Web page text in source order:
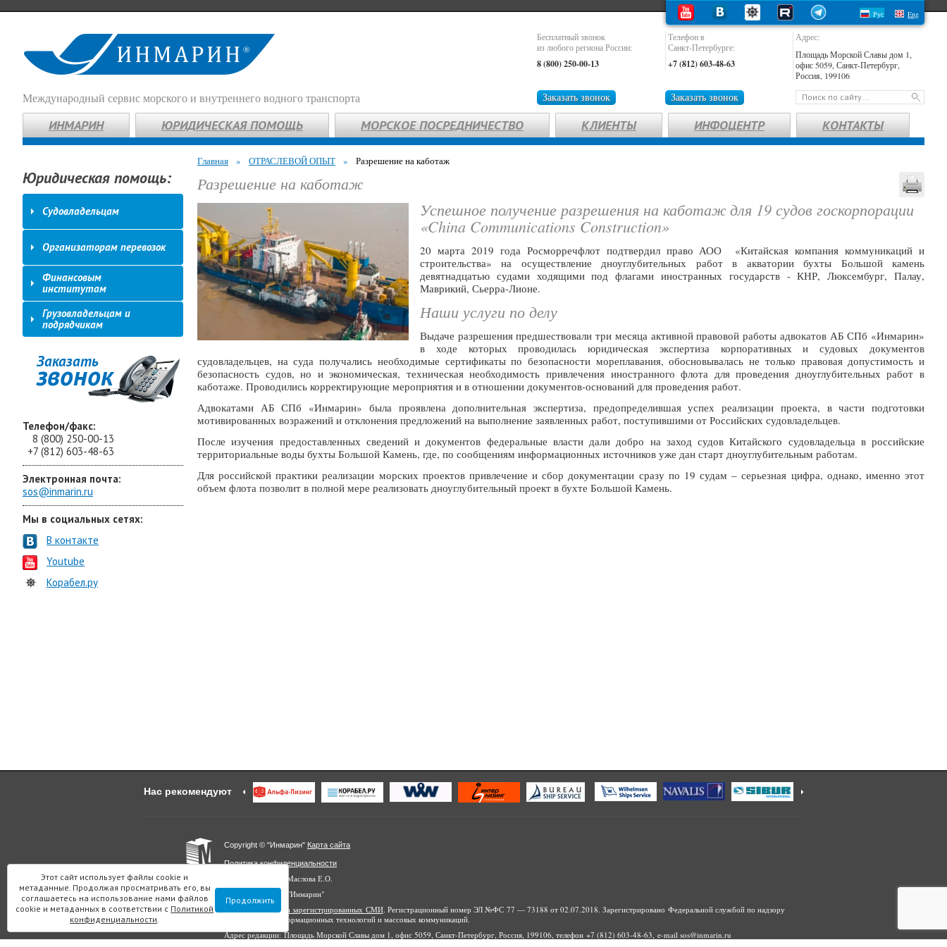
Рус Eng
Бесплатный звонок
из любого региона России:
8 (800) 250-00-13
Телефон в
Санкт-Петербурге:
+7 (812) 603-48-63
Адрес:
Площадь Морской Славы дом 1,
офис 5059, Санкт-Петербург,
Россия, 199106
Международный сервис морского и внутреннего водного транспорта Заказать звонок Заказать звонок
ИНМАРИН ЮРИДИЧЕСКАЯ ПОМОЩЬ МОРСКОЕ ПОСРЕДНИЧЕСТВО КЛИЕНТЫ ИНФОЦЕНТР КОНТАКТЫ
Главная » ОТРАСЛЕВОЙ ОПЫТ » Разрешение на каботаж
Разрешение на каботаж
Успешное получение разрешения на каботаж для 19 судов госкорпорации
«China Communications Construction»
20 марта 2019 года Росморречфлот подтвердил право АОО «Китайская компания коммуникаций и
строительства» на осуществление дноуглубительных работ в акватории бухты Большой камень
девятнадцатью судами ходящими под флагами иностранных государств - КНР, Люксембург, Палау,
Маврикий, Сьерра-Лионе.
Наши услуги по делу
Выдаче разрешения предшествовали три месяца активной правовой работы адвокатов АБ СПб «Инмарин»
в ходе которых проводилась юридическая экспертиза корпоративных и судовых документов
судовладельцев, на суда получались необходимые сертификаты по безопасности мореплавания, обосновывалась не только правовая допустимость и
безопасность судов, но и экономическая, техническая необходимость привлечения иностранного флота для проведения дноуглубительных работ в
каботаже. Проводились корректирующие мероприятия и в отношении документов-оснований для проведения работ.
Адвокатами АБ СПб «Инмарин» была проявлена дополнительная экспертиза, предопределившая успех реализации проекта, в части подготовки
мотивированных возражений и отклонения предложений на выполнение заявленных работ, поступившими от Российских судовладельцев.
После изучения предоставленных сведений и документов федеральные власти дали добро на заход судов Китайского судовладельца в российские
территориальные воды бухты Большой Камень, где, по сообщениям информационных источников уже дан старт дноуглубительным работам.
Для российской практики реализации морских проектов привлечение и сбор документации сразу по 19 судам – серьезная цифра, однако, именно этот
объем флота позволит в полной мере реализовать дноуглубительный проект в бухте Большой Камень.
Юридическая помощь:
Судовладельцам
Организаторам перевозок
Финансовым
институтам
Грузовладельцам и
подрядчикам
Заказать
звонок
Телефон/факс:
8 (800) 250-00-13
+7 (812) 603-48-63
Электронная почта:
sos@inmarin.ru
Мы в социальных сетях:
В контакте
Youtube
Корабел.ру
Этот сайт использует файлы cookie и
метаданные. Продолжая просматривать его, вы
соглашаетесь на использование нами файлов
cookie и метаданных в соответствии с Политикой
конфиденциальности.
Продолжить
Нас рекомендуют
Copyright © "Инмарин" Карта сайта
Политика конфиденциальности
Главный редактор Маслова Е.О.
Учредитель: ООО "Инмарин"
Выписка из реестра зарегистрированных СМИ. Регистрационный номер ЭЛ №ФС 77 — 73188 от 02.07.2018. Зарегистрировано Федеральной службой по надзору
в сфере связи, информационных технологий и массовых коммуникаций.
Адрес редакции: Площадь Морской Славы дом 1, офис 5059, Санкт-Петербург, Россия, 199106, телефон +7 (812) 603-48-63, e-mail sos@inmarin.ru